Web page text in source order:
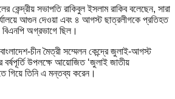
কেন্দ্রীয় সভাপতি রাকিবুল ইসলাম রাকিব বলেছেন, সারা
আগুন দেওয়া এবং ৪ আগস্ট ছাত্রলীগকে প্রতিহত
অগ্রভাগে ছিল।
চীন মৈত্রী সম্মেলন কেন্দ্রে জুলাই-আগস্ট
উপলক্ষে আয়োজিত ‘জুলাই জাতীয়
গিয়ে তিনি এ মন্তব্য করেন।